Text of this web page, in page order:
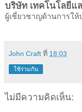
บริษัท เทคโนโลยีแ
ผู้เชี่ยวชาญด้านการให้
John Craft ที่ 18:03
ใช้ร่วมกัน
ไม่มีความคิดเห็น: